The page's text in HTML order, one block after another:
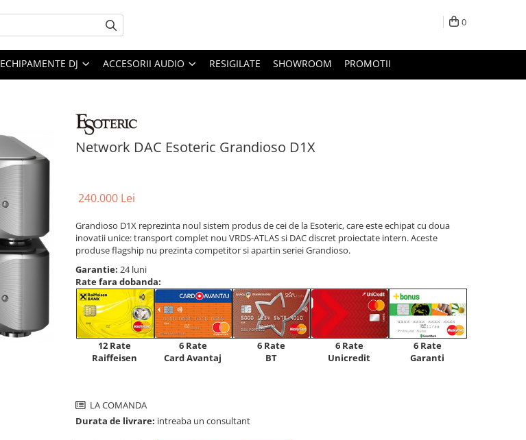
0
ECHIPAMENTE DJ ACCESORII AUDIO RESIGILATE SHOWROOM PROMOTII
Network DAC Esoteric Grandioso D1X
240.000 Lei
Grandioso D1X reprezinta noul sistem produs de cei de la Esoteric, care este echipat cu doua
inovatii unice: transport complet nou VRDS-ATLAS si DAC discret proiectate intern. Aceste
produse flagship nu prezinta competitor si apartin seriei Grandioso.
Garantie: 24 luni
Rate fara dobanda:
12 Rate
Raiffeisen
6 Rate
Card Avantaj
6 Rate
BT
6 Rate
Unicredit
6 Rate
Garanti
LA COMANDA
Durata de livrare: intreaba un consultant